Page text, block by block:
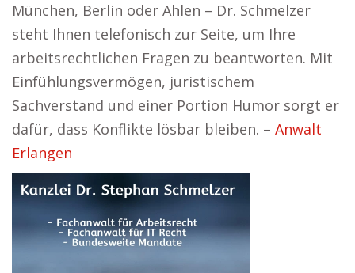
München, Berlin oder Ahlen – Dr. Schmelzer
steht Ihnen telefonisch zur Seite, um Ihre
arbeitsrechtlichen Fragen zu beantworten. Mit
Einfühlungsvermögen, juristischem
Sachverstand und einer Portion Humor sorgt er
dafür, dass Konflikte lösbar bleiben. – Anwalt
Erlangen